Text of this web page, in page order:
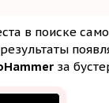
в поиске
за